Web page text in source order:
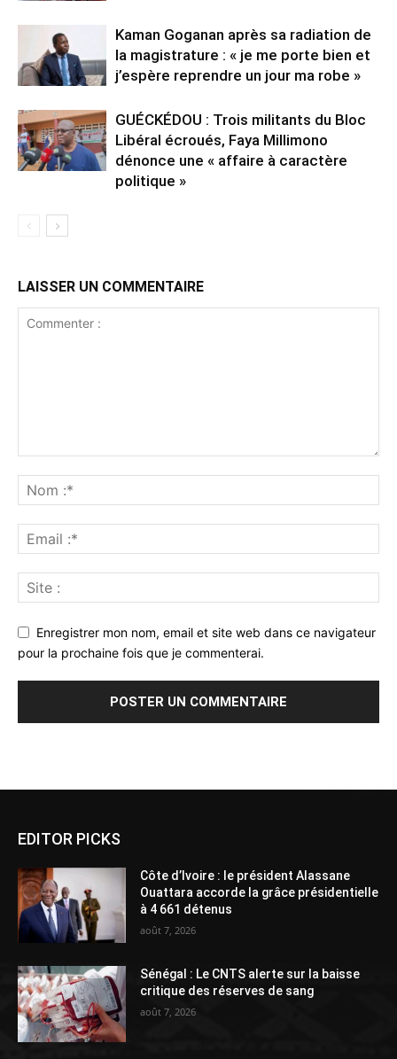
Kaman Goganan après sa radiation de
la magistrature : « je me porte bien et
j’espère reprendre un jour ma robe »
GUÉCKÉDOU : Trois militants du Bloc
Libéral écroués, Faya Millimono
dénonce une « affaire à caractère
politique »
LAISSER UN COMMENTAIRE
Enregistrer mon nom, email et site web dans ce navigateur
pour la prochaine fois que je commenterai.
EDITOR PICKS
Côte d’Ivoire : le président Alassane
Ouattara accorde la grâce présidentielle
à 4 661 détenus
août 7, 2026
Sénégal : Le CNTS alerte sur la baisse
critique des réserves de sang
août 7, 2026